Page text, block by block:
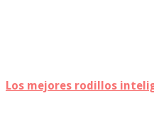
Los mejores rodillos